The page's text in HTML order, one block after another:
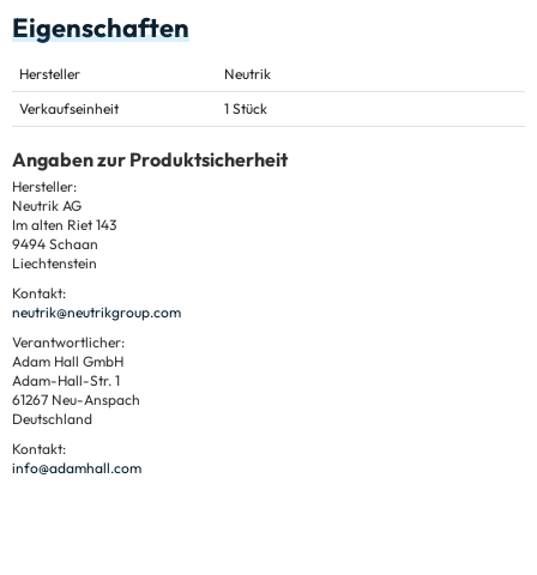
Eigenschaften
Hersteller
Neutrik
Verkaufseinheit
1 Stück
Angaben zur Produktsicherheit
Hersteller:
Neutrik AG
Im alten Riet 143
9494 Schaan
Liechtenstein
Kontakt:
neutrik@neutrikgroup.com
Verantwortlicher:
Adam Hall GmbH
Adam-Hall-Str. 1
61267 Neu-Anspach
Deutschland
Kontakt:
info@adamhall.com